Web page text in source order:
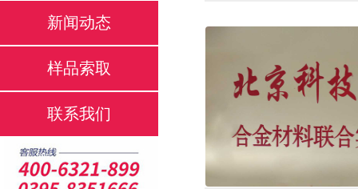
新闻动态
样品索取
联系我们